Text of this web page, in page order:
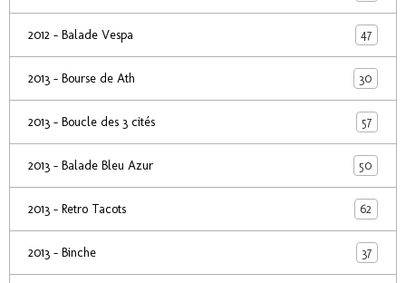
2012 - Balade Vespa 47
2013 - Bourse de Ath 30
2013 - Boucle des 3 cités 57
2013 - Balade Bleu Azur 50
2013 - Retro Tacots 62
2013 - Binche 37